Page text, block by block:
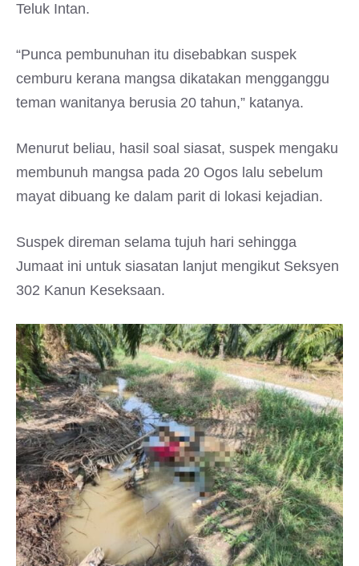
Teluk Intan.
“Punca pembunuhan itu disebabkan suspek
cemburu kerana mangsa dikatakan mengganggu
teman wanitanya berusia 20 tahun,” katanya.
Menurut beliau, hasil soal siasat, suspek mengaku
membunuh mangsa pada 20 Ogos lalu sebelum
mayat dibuang ke dalam parit di lokasi kejadian.
Suspek direman selama tujuh hari sehingga
Jumaat ini untuk siasatan lanjut mengikut Seksyen
302 Kanun Keseksaan.